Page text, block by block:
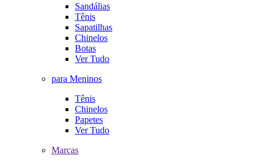
Sandálias
Tênis
Sapatilhas
Chinelos
Botas
Ver Tudo
para Meninos
Tênis
Chinelos
Papetes
Ver Tudo
Marcas